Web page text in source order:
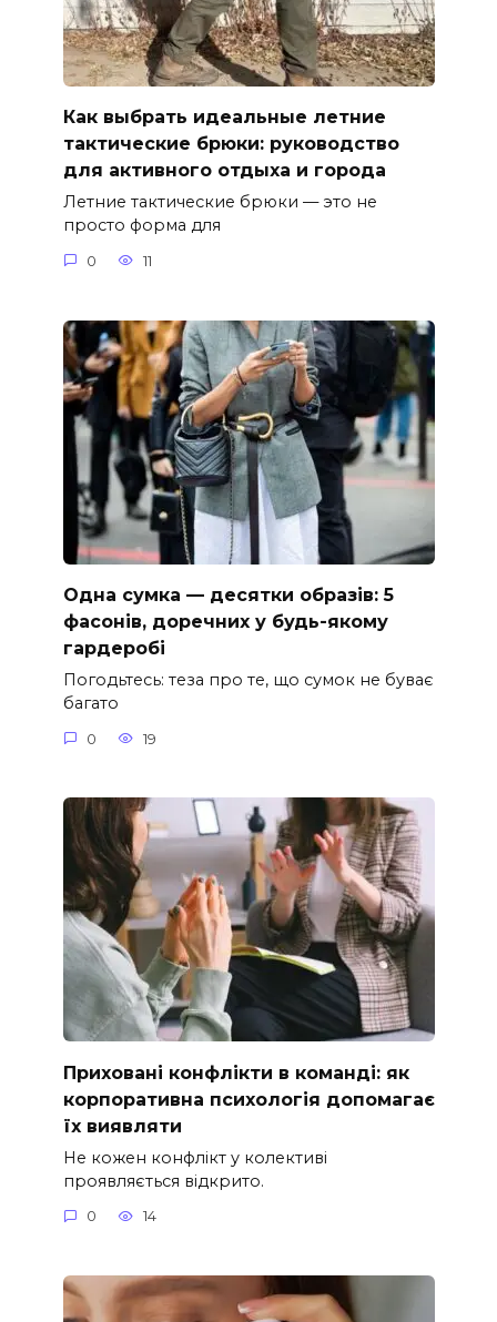
Как выбрать идеальные летние
тактические брюки: руководство
для активного отдыха и города
Летние тактические брюки — это не
просто форма для
0 11
Одна сумка — десятки образів: 5
фасонів, доречних у будь-якому
гардеробі
Погодьтесь: теза про те, що сумок не буває
багато
0 19
Приховані конфлікти в команді: як
корпоративна психологія допомагає
їх виявляти
Не кожен конфлікт у колективі
проявляється відкрито.
0 14